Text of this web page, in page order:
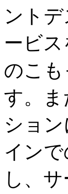
ント
ービ
のこ
す。
ショ
イン
し、